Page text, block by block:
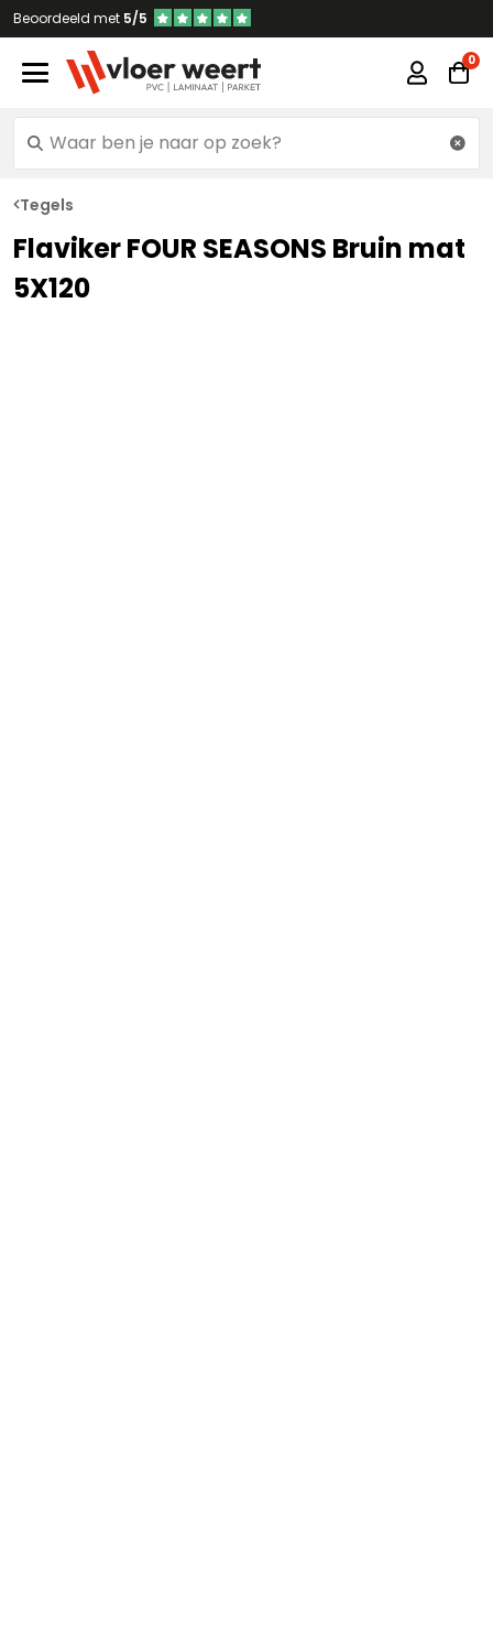
Beoordeeld met 5/5
Tegels
Flaviker FOUR SEASONS Bruin mat
5X120